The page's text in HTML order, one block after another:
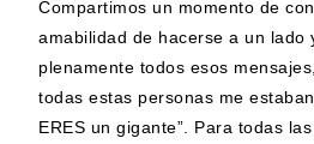
Compartimos un momento de
amabilidad de hacerse a un lado
plenamente todos esos
todas estas personas me
ERES un gigante”. Para todas